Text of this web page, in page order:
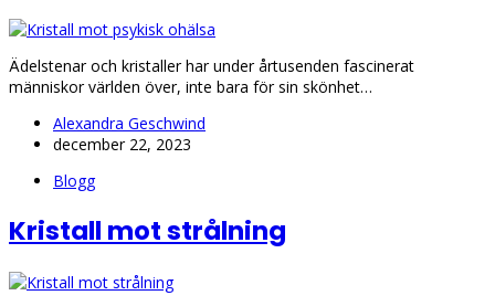
Ädelstenar och kristaller har under årtusenden fascinerat
människor världen över, inte bara för sin skönhet…
Alexandra Geschwind
december 22, 2023
Blogg
Kristall mot strålning